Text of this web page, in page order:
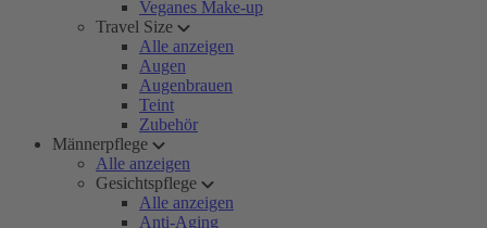
Veganes Make-up
Travel Size
Alle anzeigen
Augen
Augenbrauen
Teint
Zubehör
Männerpflege
Alle anzeigen
Gesichtspflege
Alle anzeigen
Anti-Aging